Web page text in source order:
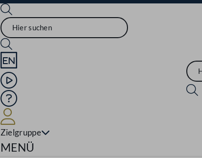
Sprache English
Mediathek
Hilfe
Zielgruppe
Navigationsmenü öffnen
MENÜ